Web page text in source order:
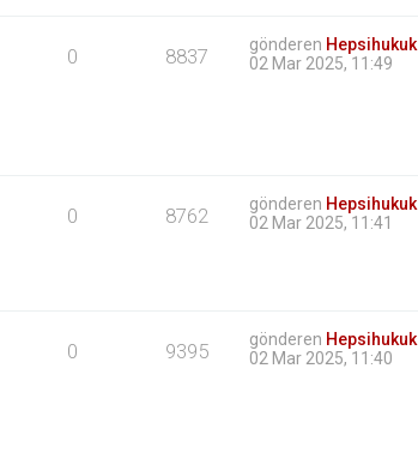
0 8837 gönderen Hepsihukuk
02 Mar 2025, 11:49
0 8762 gönderen Hepsihukuk
02 Mar 2025, 11:41
0 9395 gönderen Hepsihukuk
02 Mar 2025, 11:40